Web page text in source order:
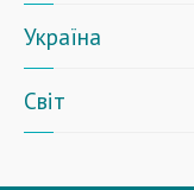
Україна
Світ